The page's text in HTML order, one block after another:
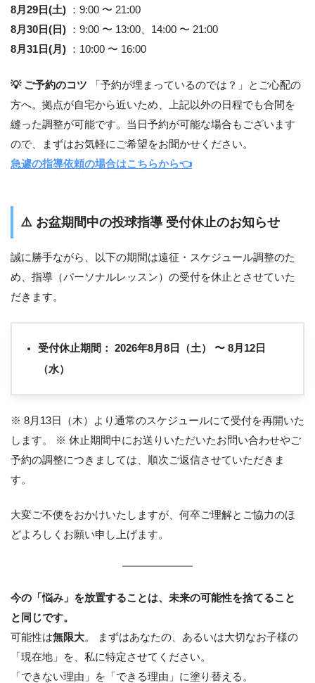
8月29日(土)
：9:00 〜 21:00
8月30日(日)
：9:00 〜 13:00、14:00 〜 21:00
8月31日(月)
：10:00 〜 16:00
💡 ご予約のコツ 「予約が埋まっているのでは？」とご心配の
方へ。拠点が自宅から近いため、上記以外の日程でも合間を
縫った調整が可能です。当日予約が可能な場合もございます
ので、まずはお気軽にご希望をお聞かせください。
急遽の指導依頼の場合はこちらから👈
⚠️ お盆期間中の投球指導 受付休止のお知らせ
誠に勝手ながら、以下の期間は遠征・スケジュール調整のた
め、指導（パーソナルレッスン）の受付を休止とさせていた
だきます。
受付休止期間：
2026年8月8日（土） 〜 8月12日
（水）
※ 8月13日（木）より通常のスケジュールにて受付を再開いた
します。 ※ 休止期間中にお送りいただいたお問い合わせやご
予約の調整につきましては、順次ご返信させていただきま
す。
大変ご不便をおかけいたしますが、何卒ご理解とご協力のほ
どよろしくお願い申し上げます。
今の「悩み」を放置することは、未来の可能性を捨てること
と同じです。
可能性は無限大。 まずはあなたの、あるいは大切なお子様の
「現在地」を、私に特定させてください。
「できない理由」を「できる理由」に塗り替える。